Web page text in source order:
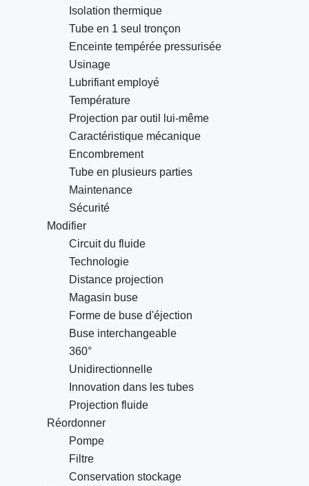
Isolation thermique
Tube en 1 seul tronçon
Enceinte tempérée pressurisée
Usinage
Lubrifiant employé
Température
Projection par outil lui-même
Caractéristique mécanique
Encombrement
Tube en plusieurs parties
Maintenance
Sécurité
Modifier
Circuit du fluide
Technologie
Distance projection
Magasin buse
Forme de buse d'éjection
Buse interchangeable
360°
Unidirectionnelle
Innovation dans les tubes
Projection fluide
Réordonner
Pompe
Filtre
Conservation stockage